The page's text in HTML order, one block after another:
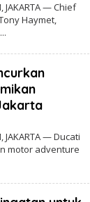
JAKARTA — Chief
Haymet,
JAKARTA — Ducati
motor adventure